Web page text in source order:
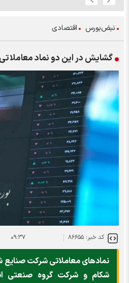
نبض‌بورس اقتصادی
گشایش در این دو نماد معاملاتی
کد خبر: ۸۶۶۵۵ ۰۹:۳۷
نماد‌های معاملاتی شرکت صنایع
شکام و شرکت گروه صنعتی